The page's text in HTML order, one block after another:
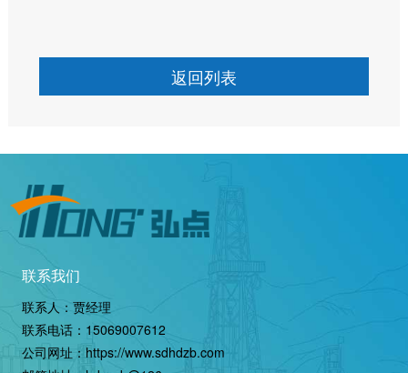
返回列表
联系我们
联系人：贾经理
联系电话： 15069007612
公司网址： https://www.sdhdzb.com